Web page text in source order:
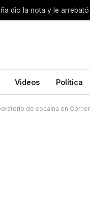
dio la nota y le
Videos Política
de cocaína en